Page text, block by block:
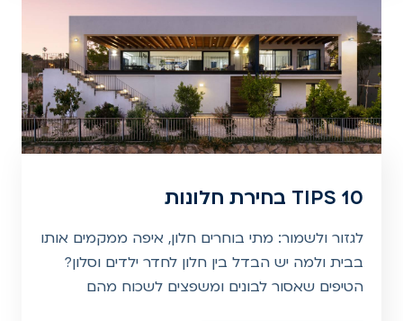
10 TIPS בחירת חלונות
לגזור ולשמור: מתי בוחרים חלון, איפה ממקמים אותו
בבית ולמה יש הבדל בין חלון לחדר ילדים וסלון?
הטיפים שאסור לבונים ומשפצים לשכוח מהם